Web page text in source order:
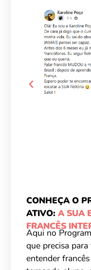
CONHEÇA O
ATIVO:A SUA
FRANCÊS
Aqui no
que precisa
entender